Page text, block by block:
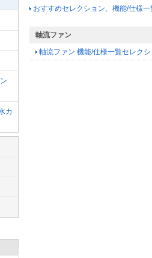
カ
おすすめセレクション、機能/仕様
軸流ファン
軸流ファン 機能/仕様一覧セレクシ